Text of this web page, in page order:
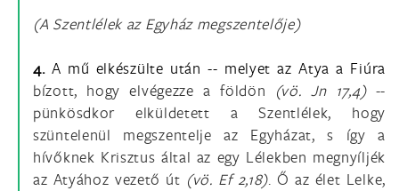
(A Szentlélek az Egyház megszentelője)
4. A mű elkészülte után -- melyet az Atya a Fiúra
bízott, hogy elvégezze a földön (vö. Jn 17,4) --
pünkösdkor elküldetett a Szentlélek, hogy
szüntelenül megszentelje az Egyházat, s így a
hívőknek Krisztus által az egy Lélekben megnyíljék
az Atyához vezető út (vö. Ef 2,18). Ő az élet Lelke,